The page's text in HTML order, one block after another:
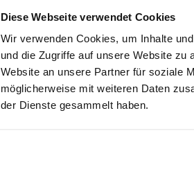
Diese Webseite verwendet Cookies
Wir verwenden Cookies, um Inhalte
und die Zugriffe auf unsere Website zu
Website an unsere Partner für soziale
möglicherweise mit weiteren Daten
der Dienste gesammelt haben.